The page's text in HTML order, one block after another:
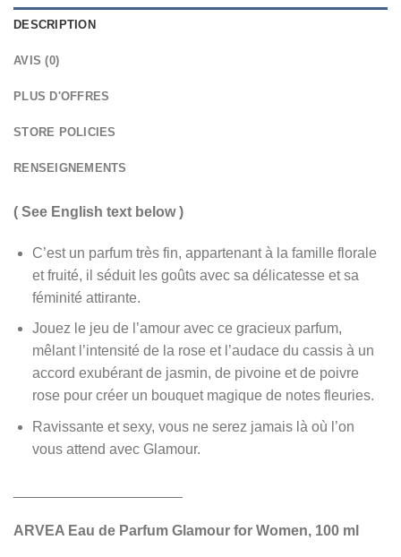
DESCRIPTION
AVIS (0)
PLUS D'OFFRES
STORE POLICIES
RENSEIGNEMENTS
( See English text below )
C’est un parfum très fin, appartenant à la famille florale
et fruité, il séduit les goûts avec sa délicatesse et sa
féminité attirante.
Jouez le jeu de l’amour avec ce gracieux parfum,
mêlant l’intensité de la rose et l’audace du cassis à un
accord exubérant de jasmin, de pivoine et de poivre
rose pour créer un bouquet magique de notes fleuries.
Ravissante et sexy, vous ne serez jamais là où l’on
vous attend avec Glamour.
ARVEA Eau de Parfum Glamour for Women, 100 ml